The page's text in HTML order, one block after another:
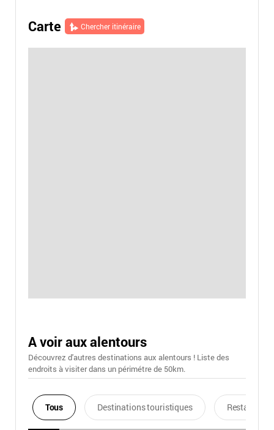
Carte Chercher itinéraire
A voir aux alentours
Découvrez d'autres destinations aux alentours ! Liste des
endroits à visiter dans un périmétre de 50km.
Tous Destinations touristiques Restaurants